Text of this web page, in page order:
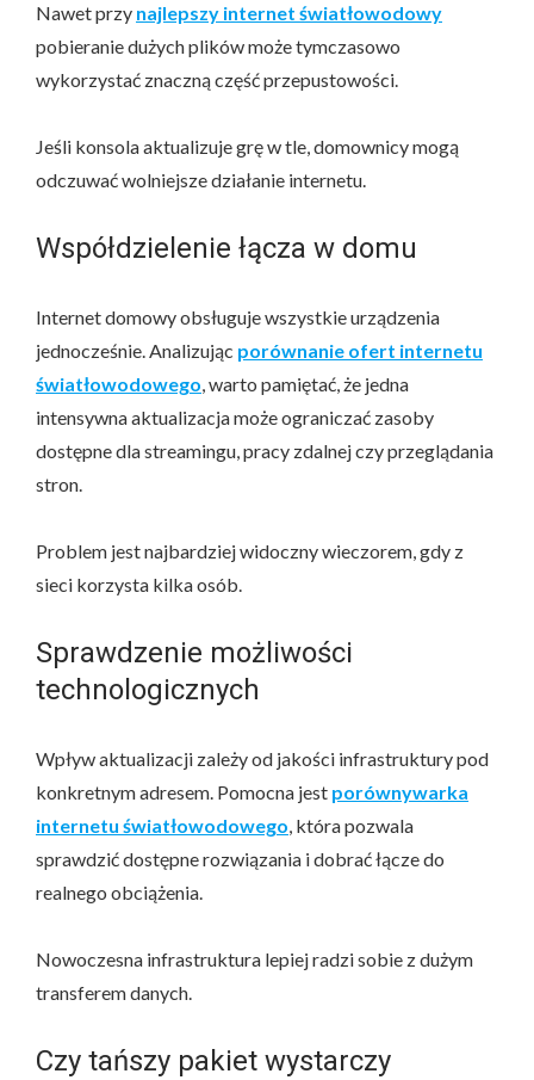
Nawet przy najlepszy internet światłowodowy
pobieranie dużych plików może tymczasowo
wykorzystać znaczną część przepustowości.
Jeśli konsola aktualizuje grę w tle, domownicy mogą
odczuwać wolniejsze działanie internetu.
Współdzielenie łącza w domu
Internet domowy obsługuje wszystkie urządzenia
jednocześnie. Analizując porównanie ofert internetu
światłowodowego, warto pamiętać, że jedna
intensywna aktualizacja może ograniczać zasoby
dostępne dla streamingu, pracy zdalnej czy przeglądania
stron.
Problem jest najbardziej widoczny wieczorem, gdy z
sieci korzysta kilka osób.
Sprawdzenie możliwości
technologicznych
Wpływ aktualizacji zależy od jakości infrastruktury pod
konkretnym adresem. Pomocna jest porównywarka
internetu światłowodowego, która pozwala
sprawdzić dostępne rozwiązania i dobrać łącze do
realnego obciążenia.
Nowoczesna infrastruktura lepiej radzi sobie z dużym
transferem danych.
Czy tańszy pakiet wystarczy